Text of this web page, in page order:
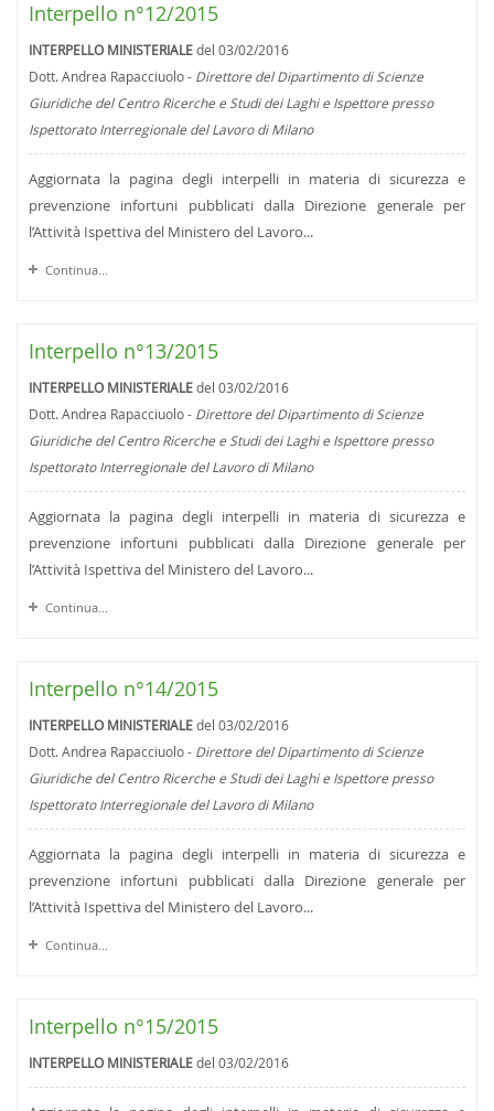
Interpello n°12/2015
INTERPELLO MINISTERIALEdel 03/02/2016
Dott. Andrea Rapacciuolo - Direttore del Dipartimento di Scienze
Giuridiche del Centro Ricerche e Studi dei Laghi e Ispettore presso
Ispettorato Interregionale del Lavoro di Milano
Aggiornata la pagina degli interpelli in materia di sicurezza e
prevenzione infortuni pubblicati dalla Direzione generale per
l’Attività Ispettiva del Ministero del Lavoro...
Continua...
Interpello n°13/2015
INTERPELLO MINISTERIALEdel 03/02/2016
Dott. Andrea Rapacciuolo - Direttore del Dipartimento di Scienze
Giuridiche del Centro Ricerche e Studi dei Laghi e Ispettore presso
Ispettorato Interregionale del Lavoro di Milano
Aggiornata la pagina degli interpelli in materia di sicurezza e
prevenzione infortuni pubblicati dalla Direzione generale per
l’Attività Ispettiva del Ministero del Lavoro...
Continua...
Interpello n°14/2015
INTERPELLO MINISTERIALEdel 03/02/2016
Dott. Andrea Rapacciuolo - Direttore del Dipartimento di Scienze
Giuridiche del Centro Ricerche e Studi dei Laghi e Ispettore presso
Ispettorato Interregionale del Lavoro di Milano
Aggiornata la pagina degli interpelli in materia di sicurezza e
prevenzione infortuni pubblicati dalla Direzione generale per
l’Attività Ispettiva del Ministero del Lavoro...
Continua...
Interpello n°15/2015
INTERPELLO MINISTERIALEdel 03/02/2016